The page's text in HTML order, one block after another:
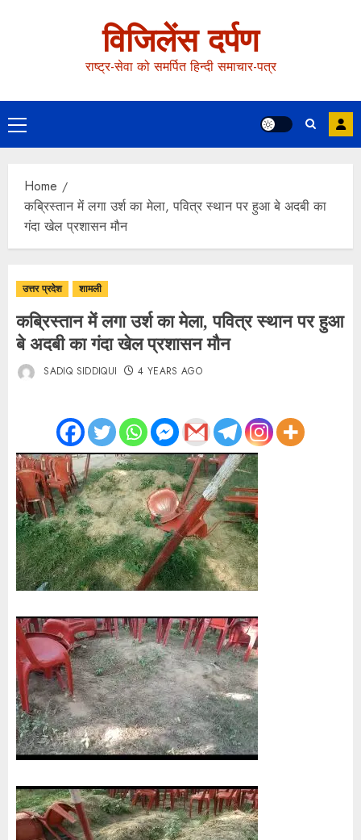
विजिलेंस दर्पण
राष्ट्र-सेवा को समर्पित हिन्दी समाचार-पत्र
Home
कब्रिस्तान में लगा उर्श का मेला, पवित्र स्थान पर हुआ बे अदबी का
गंदा खेल प्रशासन मौन
उत्तर प्रदेश शामली
कब्रिस्तान में लगा उर्श का मेला, पवित्र स्थान पर हुआ
बे अदबी का गंदा खेल प्रशासन मौन
SADIQ SIDDIQUI 4 YEARS AGO